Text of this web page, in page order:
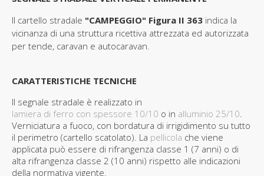
Il cartello stradale "CAMPEGGIO" Figura II 363 indica la
vicinanza di una struttura ricettiva attrezzata ed autorizzata
per tende, caravan e autocaravan.
CARATTERISTICHE TECNICHE
Il segnale stradale è realizzato in
lamiera di ferro con spessore 10/10 o in alluminio 25/10.
Verniciatura a fuoco, con bordatura di irrigidimento su tutto
il perimetro (cartello scatolato). La pellicola che viene
applicata può essere di rifrangenza classe 1 (7 anni) o di
alta rifrangenza classe 2 (10 anni) rispetto alle indicazioni
della normativa vigente.